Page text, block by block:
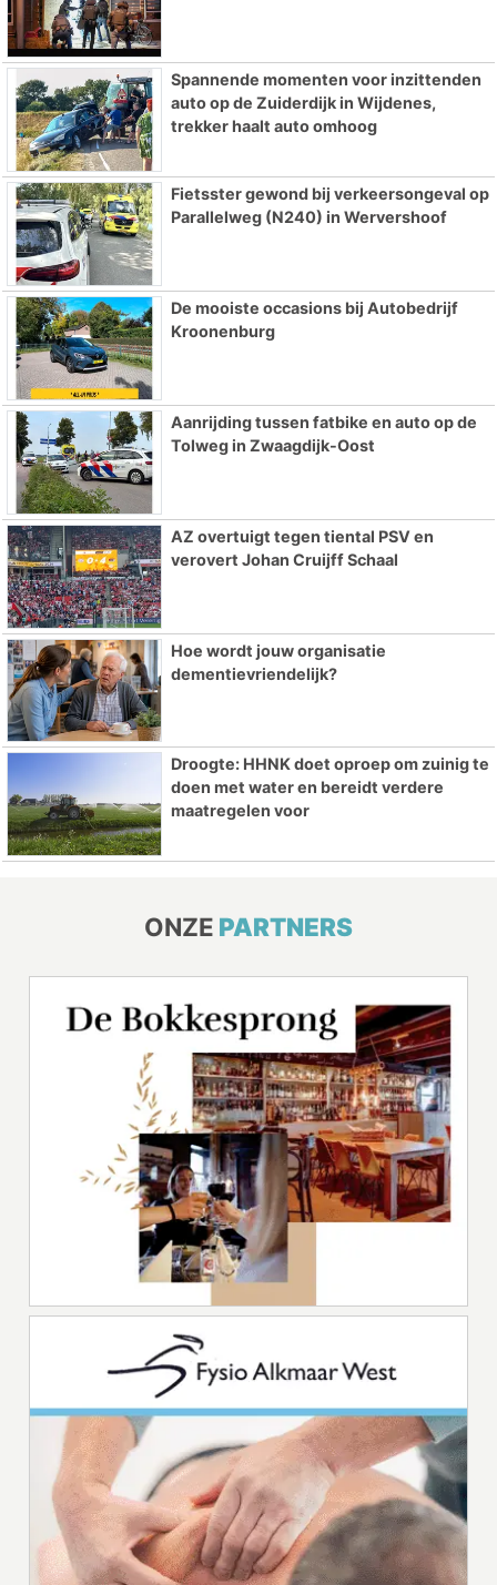
Spannende momenten voor inzittenden
auto op de Zuiderdijk in Wijdenes,
trekker haalt auto omhoog
Fietsster gewond bij verkeersongeval op
Parallelweg (N240) in Wervershoof
De mooiste occasions bij Autobedrijf
Kroonenburg
Aanrijding tussen fatbike en auto op de
Tolweg in Zwaagdijk-Oost
AZ overtuigt tegen tiental PSV en
verovert Johan Cruijff Schaal
Hoe wordt jouw organisatie
dementievriendelijk?
Droogte: HHNK doet oproep om zuinig te
doen met water en bereidt verdere
maatregelen voor
ONZE PARTNERS